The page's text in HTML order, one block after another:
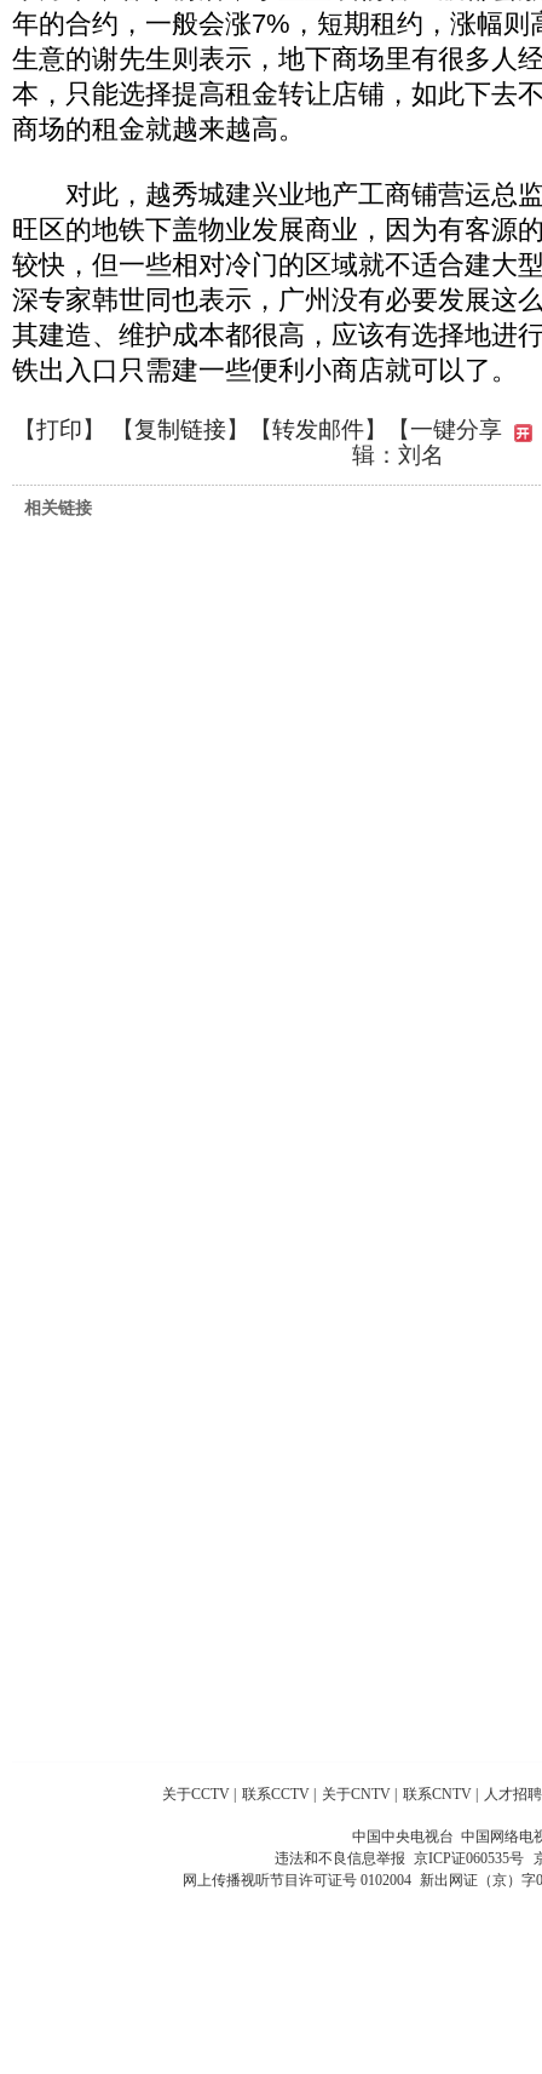
年的合约，一般会涨7%，短期租约，涨幅则
生意的谢先生则表示，地下商场里有很多人
本，只能选择提高租金转让店铺，如此下去
商场的租金就越来越高。
对此，越秀城建兴业地产工商铺营运总
旺区的地铁下盖物业发展商业，因为有客源
较快，但一些相对冷门的区域就不适合建大
深专家韩世同也表示，广州没有必要发展这
其建造、维护成本都很高，应该有选择地进
铁出入口只需建一些便利小商店就可以了。
【打印】 【复制链接】【转发邮件】
【一键分享
辑：刘名
相关链接
关于CCTV 联系CCTV 关于CNTV 联系CNTV 人才招聘
中国中央电视台 中国网络电
违法和不良信息举报 京ICP证060535号
网上传播视听节目许可证号 0102004 新出网证（京）